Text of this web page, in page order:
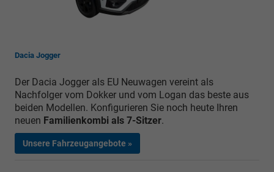
Dacia Jogger
Der Dacia Jogger als EU Neuwagen vereint als
Nachfolger vom Dokker und vom Logan das beste aus
beiden Modellen. Konfigurieren Sie noch heute Ihren
neuen Familienkombi als 7-Sitzer.
Unsere Fahrzeugangebote »